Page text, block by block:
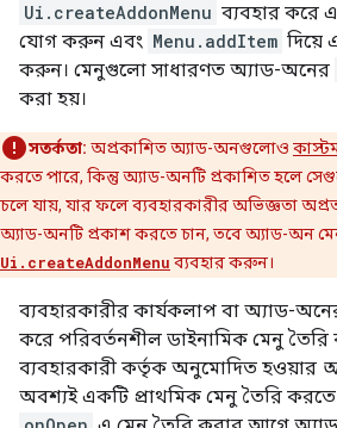
Ui.createAddonMenu ব্যবহার করে
যোগ করুন এবং Menu.addItem দিয়ে
করুন। মেনুগুলো সাধারণত অ্যাড-অনের
করা হয়।
সতর্কতা: অপ্রকাশিত অ্যাড-অনগুলোও
করতে পারে, কিন্তু অ্যাড-অনটি প্রকাশিত হলে
চলে যায়, যার ফলে ব্যবহারকারীর অভিজ্ঞতা
অ্যাড-অনটি প্রকাশ করতে চান, তবে অ্যাড-অন
Ui.createAddonMenu ব্যবহার করুন।
ব্যবহারকারীর কার্যকলাপ বা অ্যাড-
করে পরিবর্তনশীল ডাইনামিক মেনু
ব্যবহারকারী কর্তৃক অনুমোদিত হওয়ার
অবশ্যই একটি প্রাথমিক মেনু তৈরি করতে